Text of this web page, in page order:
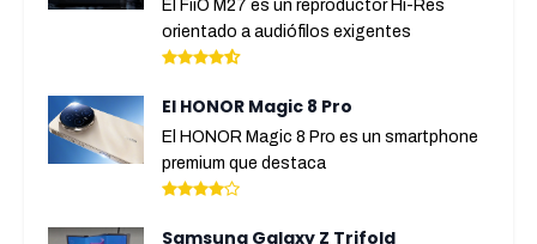
El FiiO M27 es un reproductor Hi-Res
orientado a audiófilos exigentes
El HONOR Magic 8 Pro
El HONOR Magic 8 Pro es un smartphone
premium que destaca
Samsung Galaxy Z Trifold